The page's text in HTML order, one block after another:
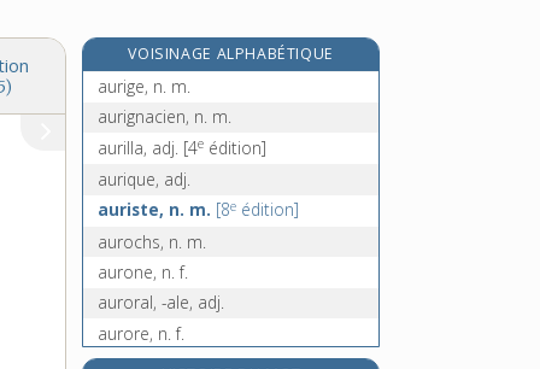
VOISINAGE ALPHABÉTIQUE
aurifier, v. tr.
aurige, n. m.
aurignacien, n. m.
aurilla, adj. [4e édition]
aurique, adj.
auriste, n. m. [8e édition]
aurochs, n. m.
aurone, n. f.
auroral, -ale, adj.
aurore, n. f.
auscultation, n. f.